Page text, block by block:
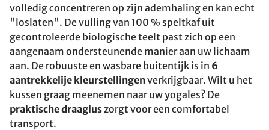
volledig concentreren op zijn ademhaling en kan echt
"loslaten". De vulling van 100 % speltkaf uit
gecontroleerde biologische teelt past zich op een
aangenaam ondersteunende manier aan uw lichaam
aan. De robuuste en wasbare buitentijk is in 6
aantrekkelije kleurstellingenverkrijgbaar. Wilt u het
kussen graag meenemen naar uw yogales? De
praktische draagluszorgt voor een comfortabel
transport.